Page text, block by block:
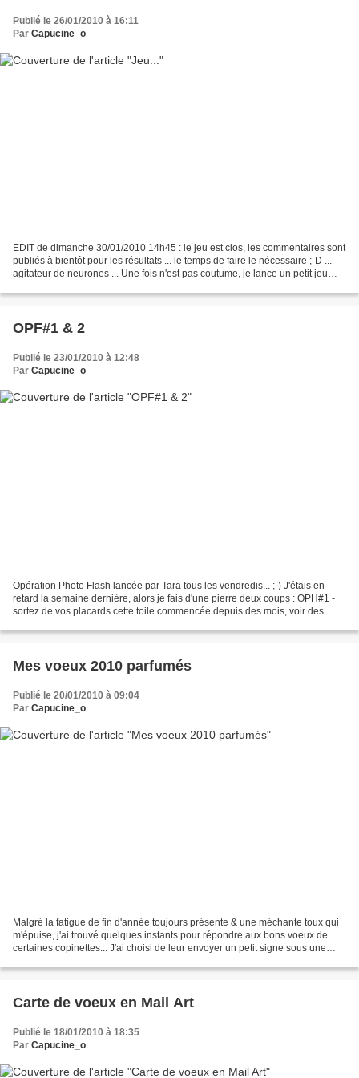
Publié le 26/01/2010 à 16:11
Par Capucine_o
EDIT de dimanche 30/01/2010 14h45 : le jeu est clos, les commentaires sont
publiés à bientôt pour les résultats ... le temps de faire le nécessaire ;-D ...
agitateur de neurones ... Une fois n'est pas coutume, je lance un petit jeu
OPF#1 & 2
Publié le 23/01/2010 à 12:48
Par Capucine_o
Opération Photo Flash lancée par Tara tous les vendredis... ;-) J'étais en
retard la semaine dernière, alors je fais d'une pierre deux coups : OPH#1 -
sortez de vos placards cette toile commencée depuis des mois, voir des
Mes voeux 2010 parfumés
Publié le 20/01/2010 à 09:04
Par Capucine_o
Malgré la fatigue de fin d'année toujours présente & une méchante toux qui
m'épuise, j'ai trouvé quelques instants pour répondre aux bons voeux de
certaines copinettes... J'ai choisi de leur envoyer un petit signe sous une
Carte de voeux en Mail Art
Publié le 18/01/2010 à 18:35
Par Capucine_o